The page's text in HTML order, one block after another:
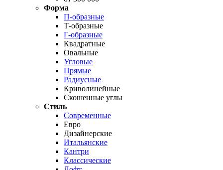
Форма
П-образные
Т-образные
Г-образные
Квадратные
Овальные
Угловые
Прямые
Радиусные
Криволинейные
Скошенные углы
Стиль
Современные
Евро
Дизайнерские
Итальянские
Кантри
Классические